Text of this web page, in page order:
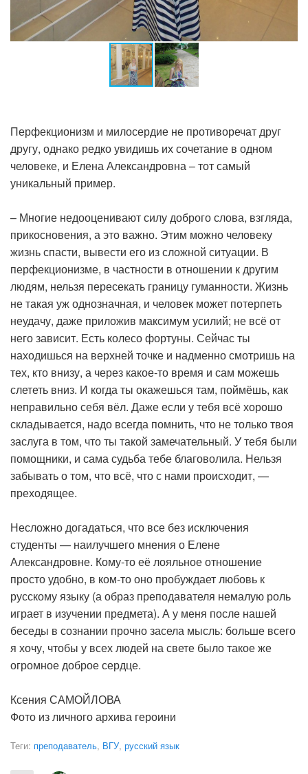
Перфекционизм и милосердие не противоречат друг
другу, однако редко увидишь их сочетание в одном
человеке, и Елена Александровна – тот самый
уникальный пример.
– Многие недооценивают силу доброго слова, взгляда,
прикосновения, а это важно. Этим можно человеку
жизнь спасти, вывести его из сложной ситуации. В
перфекционизме, в частности в отношении к другим
людям, нельзя пересекать границу гуманности. Жизнь
не такая уж однозначная, и человек может потерпеть
неудачу, даже приложив максимум усилий; не всё от
него зависит. Есть колесо фортуны. Сейчас ты
находишься на верхней точке и надменно смотришь на
тех, кто внизу, а через какое-то время и сам можешь
слететь вниз. И когда ты окажешься там, поймёшь, как
неправильно себя вёл. Даже если у тебя всё хорошо
складывается, надо всегда помнить, что не только твоя
заслуга в том, что ты такой замечательный. У тебя были
помощники, и сама судьба тебе благоволила. Нельзя
забывать о том, что всё, что с нами происходит, —
преходящее.
Несложно догадаться, что все без исключения
студенты — наилучшего мнения о Елене
Александровне. Кому-то её лояльное отношение
просто удобно, в ком-то оно пробуждает любовь к
русскому языку (а образ преподавателя немалую роль
играет в изучении предмета). А у меня после нашей
беседы в сознании прочно засела мысль: больше всего
я хочу, чтобы у всех людей на свете было такое же
огромное доброе сердце.
Ксения САМОЙЛОВА
Фото из личного архива героини
Теги: преподаватель, ВГУ, русский язык